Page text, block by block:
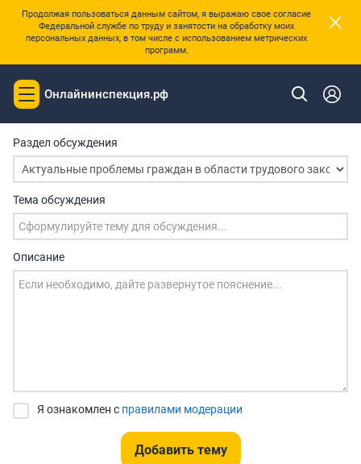
Продолжая пользоваться данным сайтом, я выражаю свое согласие
Федеральной службе по труду и занятости на обработку моих
персональных данных, в том числе с использованием метрических
программ.
×
Toggle
navigation
Онлайнинспекция.рф
Назад
Новая тема для обсуждения
Раздел обсуждения
Тема обсуждения
Описание
Я ознакомлен с правилами модерации
Добавить тему